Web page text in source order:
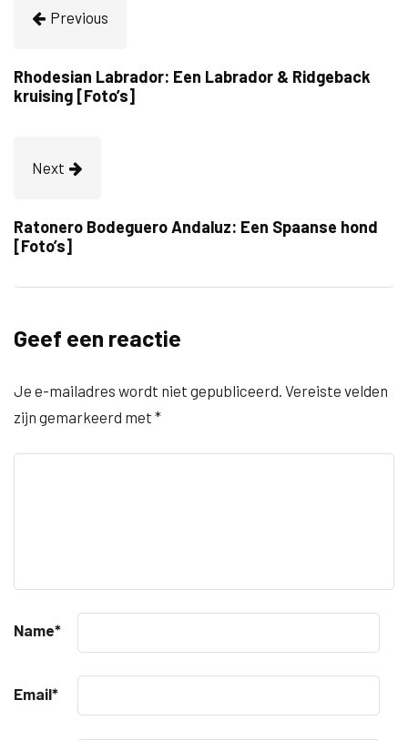
Previous
Rhodesian Labrador: Een Labrador & Ridgeback
kruising [Foto’s]
Next
Ratonero Bodeguero Andaluz: Een Spaanse hond
[Foto’s]
Geef een reactie
Je e-mailadres wordt niet gepubliceerd. Vereiste velden
zijn gemarkeerd met *
Name*
Email*